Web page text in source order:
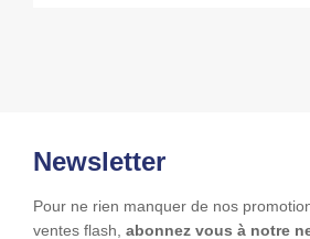
Newsletter
Pour ne rien manquer de nos
ventes flash, abonnez vous à notre